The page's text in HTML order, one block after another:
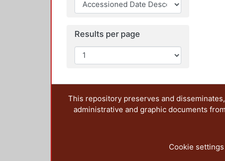
Results per page
This repository preserves and
administrative and graphic documents
Cookie settings